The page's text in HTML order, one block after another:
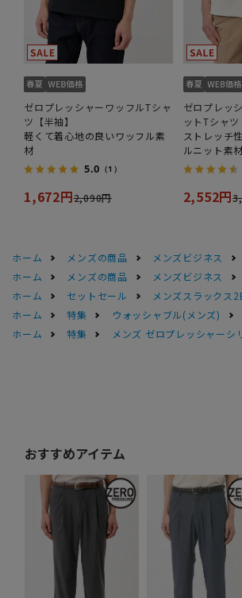
ゼロプレッシャーワッフルTシャ
ツ【半袖】
軽くて着心地の良いワッフル素
材
5.0 （1）
1,672円2,090円
ゼロプレッ
ットTシャツ
ストレッチ
ルニット素材
2,552円
ホーム メンズの商品 メンズビジネス
ホーム
メンズの商品 メンズビジネス
ホーム
セットセール メンズスラックス
ホーム
特集 ウォッシャブル(メンズ)
ホーム
特集 メンズ ゼロプレッシャーシ